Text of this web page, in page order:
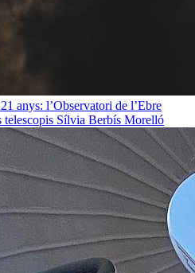
anys: l’Observatori de l’Ebre
telescopis Sílvia Berbís Morelló